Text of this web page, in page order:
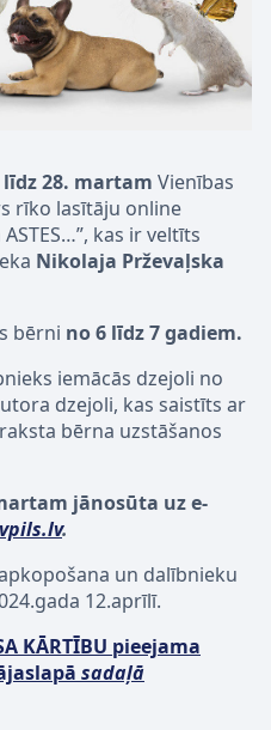
līdz 28. martam Vienības
rīko lasītāju online
kas ir veltīts
Nikolaja Prževaļska
bērni no 6 līdz 7 gadiem.
iemācās dzejoli no
dzejoli, kas saistīts ar
bērna uzstāšanos
jānosūta uz e-
.
un dalībnieku
12.aprīlī.
KĀRTĪBU pieejama
sadaļā